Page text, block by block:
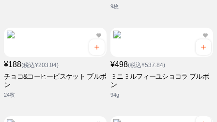
9枚
¥188(税込¥203.04)
チョコ&コーヒービスケット ブルボ
ン
24枚
¥498(税込¥537.84)
ミニミルフィーユショコラ ブルボ
ン
94g